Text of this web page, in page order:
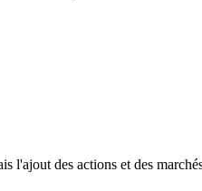
l'ajout des actions et des